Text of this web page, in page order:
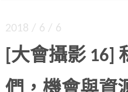
2018 / 6 / 6
[大會攝影 16]